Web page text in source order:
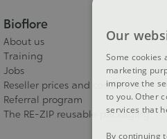
Bioflore
About us
Training
Jobs
Reseller prices and conditions
Referral program
The RE-ZIP reusable packaging
Our
Some cookies
marketing
improve the
to you. Other
services that
By continuing